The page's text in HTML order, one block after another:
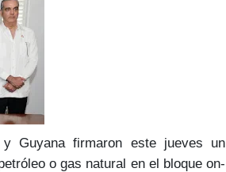
y Guyana firmaron este jueves un
o gas natural en el bloque on-